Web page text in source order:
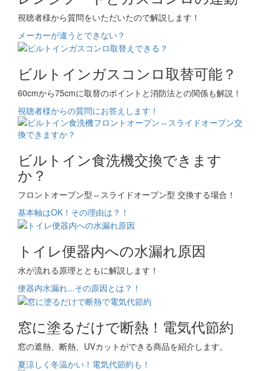
視聴者様から質問をいただいたので解説します！
メーカーが違うとできない？
ビルトインガスコンロ取替可能？
60cmから75cmに取替のポイントと消防法との関係も解説！
視聴者様からの質問にお答えします！
ビルトイン食洗機交換できます
か？
フロントオープン型⇔スライドオープン型 交換する場合！
基本軸はOK！その理由は？！
トイレ便器内への水漏れ原因
水が流れる原理とともに解説します！
便器内水漏れ...その原因とは？！
窓に塗るだけで断熱！電気代節約
窓の遮熱、断熱、UVカットができる商品を紹介します。
夏涼しく冬温かい！電気代節約も！